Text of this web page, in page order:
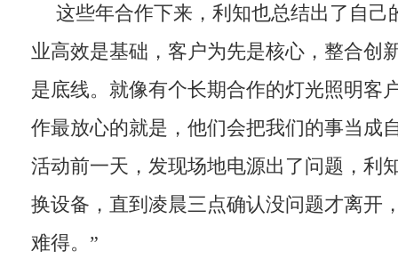
这些年合作下来，利知也总结出了自己
业高效是基础，客户为先是核心，整合创
是底线。就像有个长期合作的灯光照明客
作最放心的就是，他们会把我们的事当成
活动前一天，发现场地电源出了问题，利
换设备，直到凌晨三点确认没问题才离开
难得。”